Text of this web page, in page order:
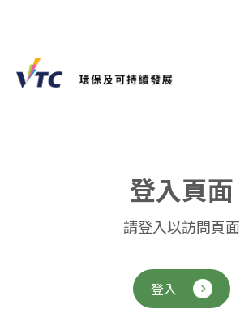
登入頁面
請登入以訪問頁面
登入